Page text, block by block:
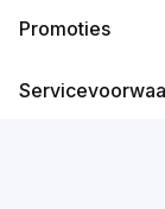
Promoties